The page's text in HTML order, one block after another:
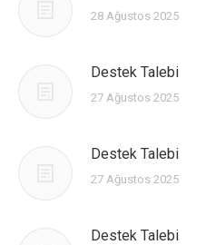
28 Ağustos 2025
Destek Talebi
27 Ağustos 2025
Destek Talebi
27 Ağustos 2025
Destek Talebi